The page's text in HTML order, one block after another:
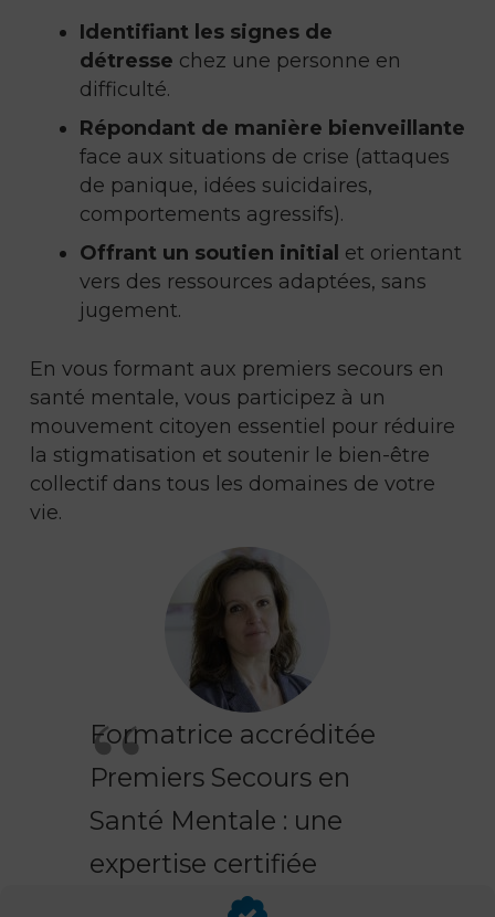
Identifiant les signes de
détresse chez une personne en
difficulté.
Répondant de manière bienveillante
face aux situations de crise (attaques
de panique, idées suicidaires,
comportements agressifs).
Offrant un soutien initial et orientant
vers des ressources adaptées, sans
jugement.
En vous formant aux premiers secours en
santé mentale, vous participez à un
mouvement citoyen essentiel pour réduire
la stigmatisation et soutenir le bien-être
collectif dans tous les domaines de votre
vie.
Formatrice accréditée
Premiers Secours en
Santé Mentale : une
expertise certifiée